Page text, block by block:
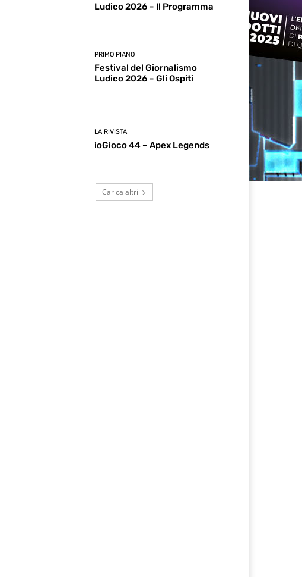
Ludico 2026 – Il Programma
PRIMO PIANO
Festival del Giornalismo
Ludico 2026 – Gli Ospiti
LA RIVISTA
ioGioco 44 – Apex Legends
Carica altri